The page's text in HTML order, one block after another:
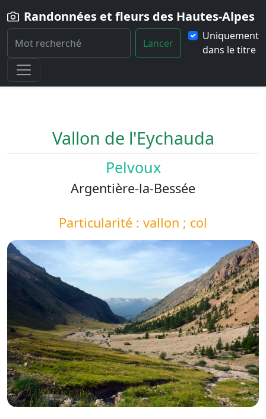
Randonnées et fleurs des Hautes-Alpes
Lancer
Uniquement
dans le titre
Home
Paysage Vallon-de-l-Eychauda
Vallon de l'Eychauda
Pelvoux
Argentière-la-Bessée
Particularité : vallon ; col